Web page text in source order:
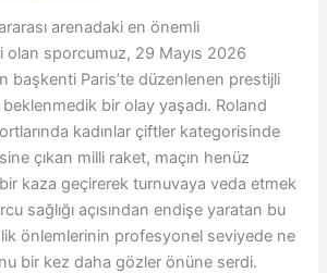
arenadaki en önemli
olan sporcumuz, 29 Mayıs 2026
başkenti Paris’te düzenlenen prestijli
bir olay yaşadı. Roland
kadınlar çiftler kategorisinde
çıkan milli raket, maçın henüz
kaza geçirerek turnuvaya veda etmek
sağlığı açısından endişe yaratan bu
önlemlerinin profesyonel seviyede ne
bir kez daha gözler önüne serdi.